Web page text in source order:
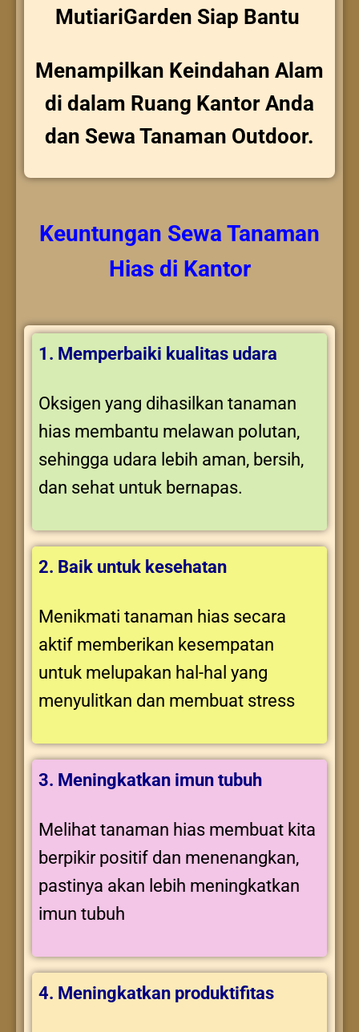
MutiariGarden Siap Bantu
Menampilkan Keindahan Alam
di dalam Ruang Kantor Anda
dan Sewa Tanaman Outdoor.
Keuntungan Sewa Tanaman
Hiasdi Kantor
1. Memperbaiki kualitas udara
Oksigen yang dihasilkan tanaman
hias membantu melawan polutan,
sehingga udara lebih aman, bersih,
dan sehat untuk bernapas.
2. Baik untuk kesehatan
Menikmati tanaman hias secara
aktif memberikan kesempatan
untuk melupakan hal-hal yang
menyulitkan dan membuat stress
3. Meningkatkan imun tubuh
Melihat tanaman hias membuat kita
berpikir positif dan menenangkan,
pastinya akan lebih meningkatkan
imun tubuh
4. Meningkatkan produktifitas